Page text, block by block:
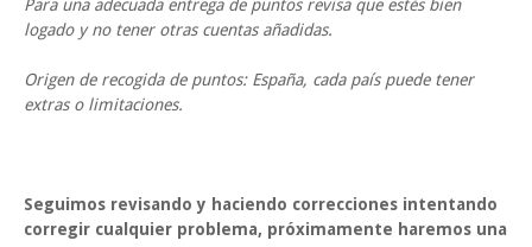
Para una adecuada entrega de puntos revisa que estés bien
logado y no tener otras cuentas añadidas.
Origen de recogida de puntos: España, cada país puede tener
extras o limitaciones.
Seguimos revisando y haciendo correcciones intentando
corregir cualquier problema, próximamente haremos una